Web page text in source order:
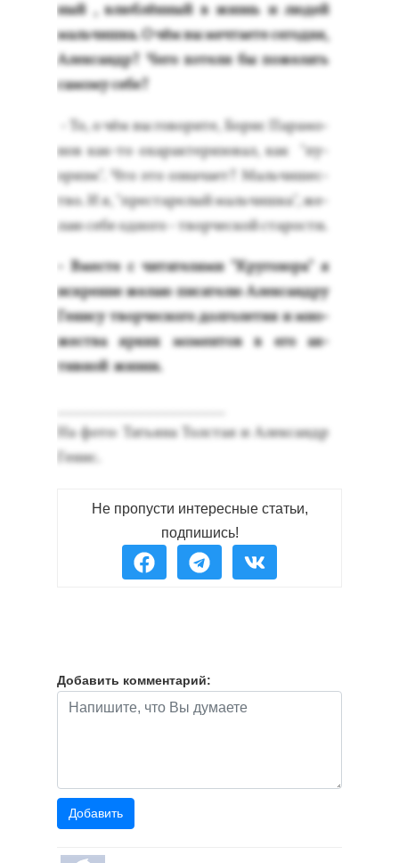
ный , влюб­лённый в жизнь и лю­дей
маль­чиш­ка. О чём вы меч­та­ете се­год­ня,
Алек­сандр? Че­го хо­тели бы по­желать
са­мому се­бе?
- То, о чём вы го­вори­те, Бо­рис Па­рамо­
нов как-то оха­рак­те­ризо­вал, как "пу­
эризм". Что это оз­на­ча­ет? Маль­чи­шес­
тво. И я, "прес­та­релый маль­чиш­ка", же­
лаю се­бе од­но­го - твор­ческой ста­рос­ти.
- Вмес­те с чи­тате­лями "Кру­гозо­ра" я
ис­крен­не же­лаю пи­сате­лю Алек­сан­дру
Ге­нису твор­ческо­го дол­го­летия и мно­
жес­тва яр­ких мо­мен­тов в его ак­
тивной жиз­ни.
На фо­то: Тать­яна Тол­стая и Алек­сандр
Ге­нис.
Не пропусти интересные статьи,
подпишись!
Добавить комментарий: